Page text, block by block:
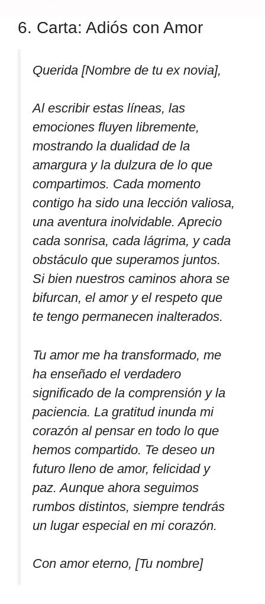
6. Carta: Adiós con Amor
Querida [Nombre de tu ex novia],
Al escribir estas líneas, las
emociones fluyen libremente,
mostrando la dualidad de la
amargura y la dulzura de lo que
compartimos. Cada momento
contigo ha sido una lección valiosa,
una aventura inolvidable. Aprecio
cada sonrisa, cada lágrima, y cada
obstáculo que superamos juntos.
Si bien nuestros caminos ahora se
bifurcan, el amor y el respeto que
te tengo permanecen inalterados.
Tu amor me ha transformado, me
ha enseñado el verdadero
significado de la comprensión y la
paciencia. La gratitud inunda mi
corazón al pensar en todo lo que
hemos compartido. Te deseo un
futuro lleno de amor, felicidad y
paz. Aunque ahora seguimos
rumbos distintos, siempre tendrás
un lugar especial en mi corazón.
Con amor eterno, [Tu nombre]